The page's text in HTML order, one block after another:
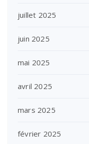
juillet 2025
juin 2025
mai 2025
avril 2025
mars 2025
février 2025